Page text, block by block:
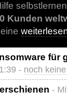
Kunden
für
- noch
-